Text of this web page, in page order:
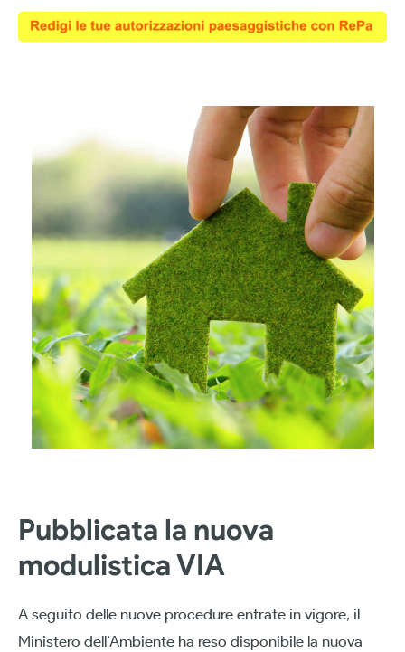
Pubblicata la nuova
modulistica VIA
A seguito delle nuove procedure entrate in vigore, il
Ministero dell’Ambiente ha reso disponibile la nuova